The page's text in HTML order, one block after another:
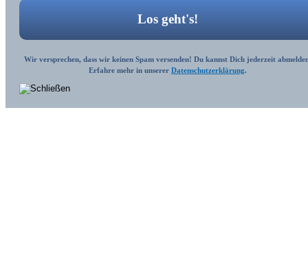
Wir versprechen, dass wir keinen Spam versenden! Du kannst Dich jederzeit
Erfahre mehr in unserer Datenschutzerklärung.